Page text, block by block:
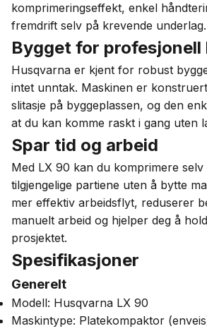
komprimeringseffekt, enkel
fremdrift selv på krevende underlag.
Bygget for profesjonell
Husqvarna er kjent for robust
intet unntak. Maskinen er
slitasje på byggeplassen, og den
at du kan komme raskt i gang uten
Spar tid og arbeid
Med LX 90 kan du komprimere selv
tilgjengelige partiene uten å bytte
mer effektiv arbeidsflyt, reduserer
manuelt arbeid og hjelper deg å
prosjektet.
Spesifikasjoner
Generelt
Modell: Husqvarna LX 90
Maskintype: Platekompaktor